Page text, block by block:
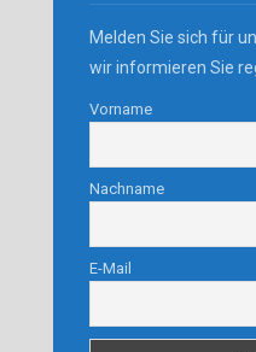
Melden Sie sich für
wir informieren Sie
Vorname
Nachname
E-Mail